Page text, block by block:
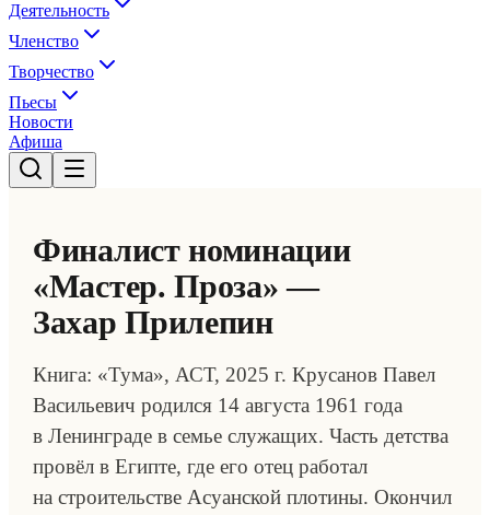
Деятельность
Членство
Творчество
Пьесы
Новости
Афиша
Финалист номинации
«Мастер. Проза» —
Захар Прилепин
Книга: «Тума», АСТ, 2025 г. Крусанов Павел
Васильевич родился 14 августа 1961 года
в Ленинграде в семье служащих. Часть детства
провёл в Египте, где его отец работал
на строительстве Асуанской плотины. Окончил